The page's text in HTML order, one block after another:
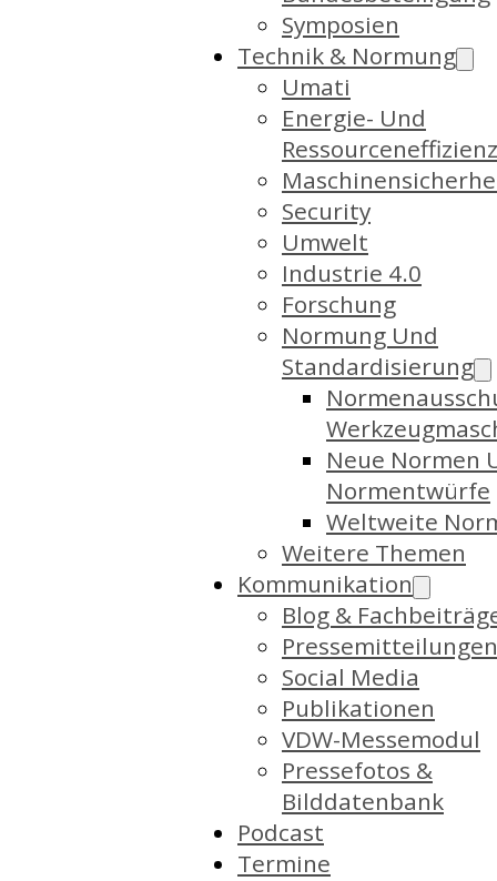
Symposien
Technik & Normung
Umati
Energie- Und
Ressourceneffizienz
Security
Umwelt
Industrie 4.0
Forschung
Normung Und
Standardisierung
Neue Normen
Normentwürfe
Weltweite
Weitere Themen
Kommunikation
Blog &
Pressemitteilungen
Social Media
Publikationen
VDW-Messemodul
Pressefotos &
Bilddatenbank
Podcast
Termine